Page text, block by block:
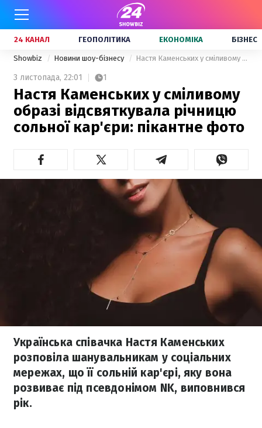
24 КАНАЛ ГЕОПОЛІТИКА ЕКОНОМІКА БІЗНЕС
Showbiz Новини шоу-бізнесу Настя Каменських у сміливому образі відсвяткувала річницю сольної кар'єри: пікантне фото
3 листопада, 22:01 1
Настя Каменських у сміливому
образі відсвяткувала річницю
сольної кар'єри: пікантне фото
Українська співачка Настя Каменських
розповіла шанувальникам у соціальних
мережах, що її сольній кар'єрі, яку вона
розвиває під псевдонімом NK, виповнився
рік.